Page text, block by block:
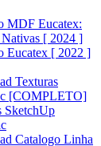
MDF Eucatex:
[ 2024 ]
Eucatex [ 2022 ]
Texturas
[COMPLETO]
SketchUp
Catalogo Linha